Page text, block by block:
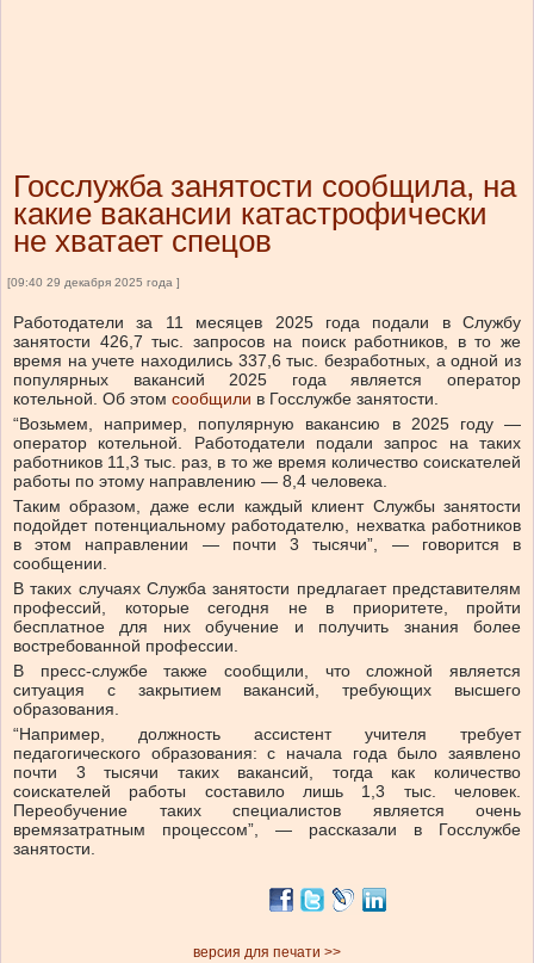
Госслужба занятости сообщила, на
какие вакансии катастрофически
не хватает спецов
[09:40 29 декабря 2025 года ]
Работодатели за 11 месяцев 2025 года подали в Службу
занятости 426,7 тыс. запросов на поиск работников, в то же
время на учете находились 337,6 тыс. безработных, а одной из
популярных вакансий 2025 года является оператор
котельной. Об этом сообщили в Госслужбе занятости.
“Возьмем, например, популярную вакансию в 2025 году —
оператор котельной. Работодатели подали запрос на таких
работников 11,3 тыс. раз, в то же время количество соискателей
работы по этому направлению — 8,4 человека.
Таким образом, даже если каждый клиент Службы занятости
подойдет потенциальному работодателю, нехватка работников
в этом направлении — почти 3 тысячи”, — говорится в
сообщении.
В таких случаях Служба занятости предлагает представителям
профессий, которые сегодня не в приоритете, пройти
бесплатное для них обучение и получить знания более
востребованной профессии.
В пресс-службе также сообщили, что сложной является
ситуация с закрытием вакансий, требующих высшего
образования.
“Например, должность ассистент учителя требует
педагогического образования: с начала года было заявлено
почти 3 тысячи таких вакансий, тогда как количество
соискателей работы составило лишь 1,3 тыс. человек.
Переобучение таких специалистов является очень
времязатратным процессом”, — рассказали в Госслужбе
занятости.
версия для печати >>